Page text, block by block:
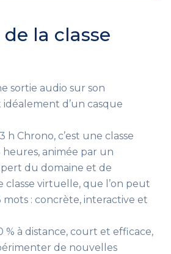
la classe
sortie audio sur son
d’un casque
h Chrono, c’est une classe
animée par un
du domaine et de
classe virtuelle, que l’on peut
mots : concrète, interactive et
% à distance, court et efficace,
de nouvelles